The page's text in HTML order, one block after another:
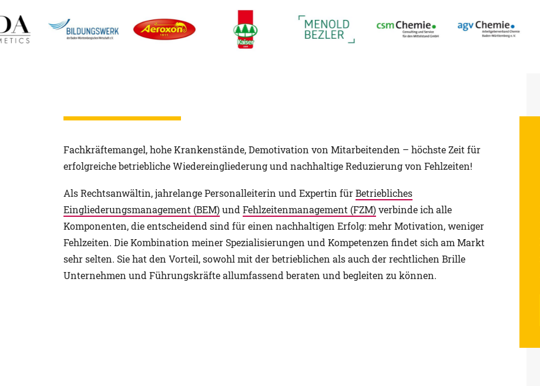
Fachkräftemangel, hohe Krankenstände, Demotivation von Mitarbeitenden – höchste Zeit für
erfolgreiche betriebliche Wiedereingliederung und nachhaltige Reduzierung von Fehlzeiten!
Als Rechtsanwältin, jahrelange Personalleiterin und Expertin fürBetriebliches
Eingliederungsmanagement (BEM)und Fehlzeitenmanagement (FZM)verbinde ich alle
Komponenten, die entscheidend sind für einen nachhaltigen Erfolg: mehr Motivation, weniger
Fehlzeiten. Die Kombination meiner Spezialisierungen und Kompetenzen findet sich am Markt
sehr selten. Sie hat den Vorteil, sowohl mit der betrieblichen als auch der rechtlichen Brille
Unternehmen und Führungskräfte allumfassend beraten und begleiten zu können.